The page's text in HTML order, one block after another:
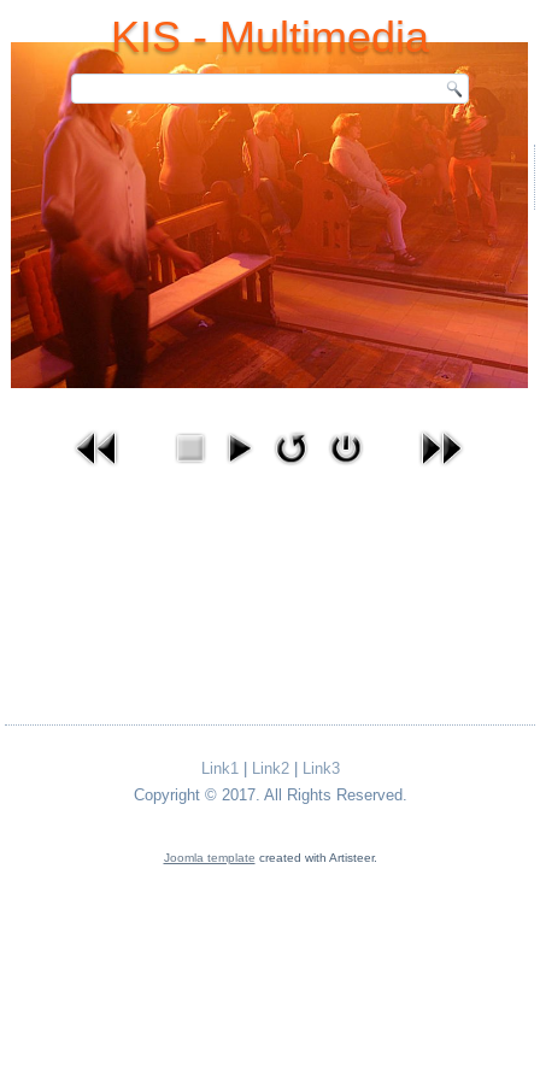
KIS - Multimedia
Bilder-Gallerie
Aktuelle Seite: Startseite Bildergallerie
Link1 Link2|
Link3
Copyright © 2017. All Rights Reserved.
Joomla template created with Artisteer.